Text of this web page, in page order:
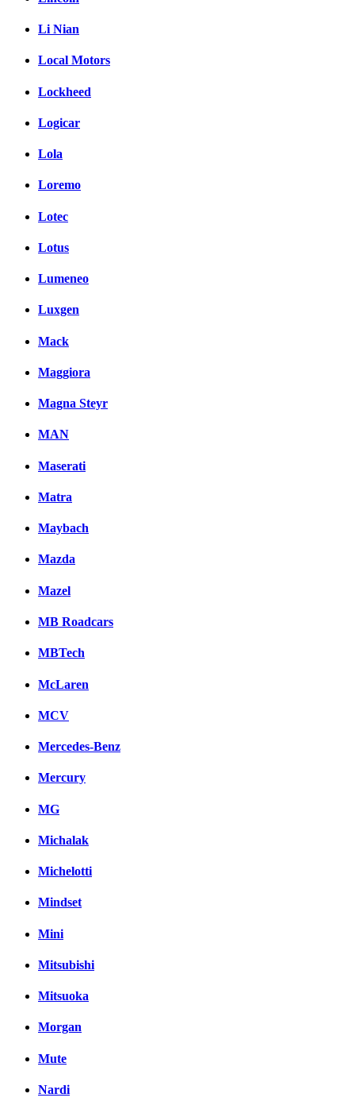
Li Nian
Local Motors
Lockheed
Logicar
Lola
Loremo
Lotec
Lotus
Lumeneo
Luxgen
Mack
Maggiora
Magna Steyr
MAN
Maserati
Matra
Maybach
Mazda
Mazel
MB Roadcars
MBTech
McLaren
MCV
Mercedes-Benz
Mercury
MG
Michalak
Michelotti
Mindset
Mini
Mitsubishi
Mitsuoka
Morgan
Mute
Nardi